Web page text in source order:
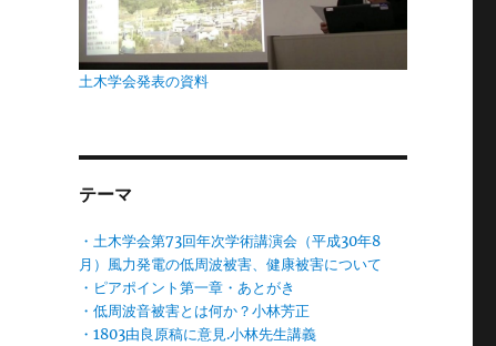
土木学会発表の資料
テーマ
・土木学会第73回年次学術講演会（平成30年8
月）風力発電の低周波被害、健康被害について
・ピアポイント第一章・あとがき
・低周波音被害とは何か？小林芳正
・1803由良原稿に意見.小林先生講義